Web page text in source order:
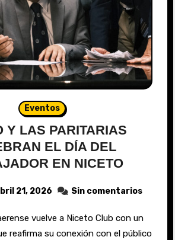
Eventos
Y LAS PARITARIAS
EL DÍA DEL
EN NICETO
21, 2026 Sin comentarios
reafirma su conexión con el público